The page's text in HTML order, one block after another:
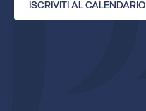
ISCRIVITI AL CALENDARIO